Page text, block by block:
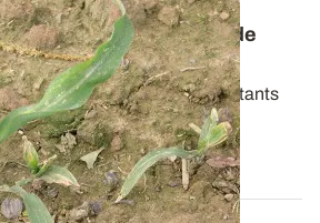
- Surveiller les larves de
de cycle
de causer d'importants
de cycle...